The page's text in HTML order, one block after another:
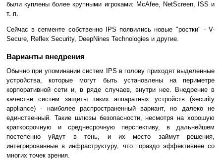
были куплены более крупными игроками: McAfee, NetScreen, ISS и
т. п.
Сейчас в сегменте собственно IPS появились новые "ростки" - V-
Secure, Reflex Security, DeepNines Technologies и другие.
Варианты внедрения
Обычно при упоминании систем IPS в голову приходят выделенные
устройства, которые могут быть установлены на периметре
корпоративной сети и, в ряде случаев, внутри нее. Внедрение в
качестве систем защиты таких аппаратных устройств (security
appliance) - наиболее распространенный вариант, но далеко не
единственный. Такие шлюзы безопасности, несмотря на хорошую
краткосрочную и среднесрочную перспективу, в дальнейшем
постепенно уйдут в тень, и их место займут решения,
интегрированные в инфраструктуру, что гораздо эффективнее со
многих точек зрения.